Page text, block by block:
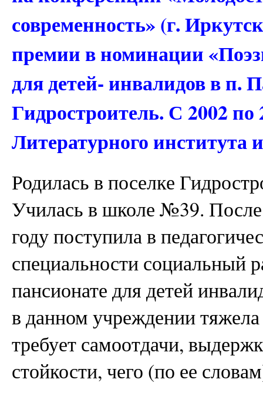
современность» (г.
премии в номинации
для детей- инвалидов в п.
Гидростроитель. С 2002 по
Литературного
Родилась в поселке
Училась в школе №39.
году поступила в
специальности социальный
пансионате для детей
в данном учреждении
требует самоотдачи,
стойкости, чего (по ее